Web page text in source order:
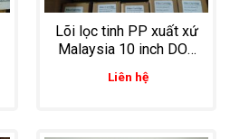
Lõi lọc tinh PP xuất xứ
Malaysia 10 inch DOE
0.1 micron
Liên hệ